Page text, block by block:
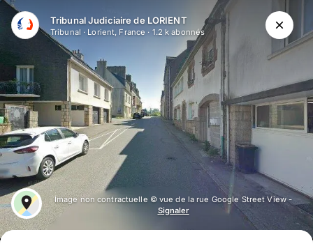
Tribunal Judiciaire de LORIENT
Tribunal · Lorient, France · 1.2 k abonnés
Image non contractuelle © vue de la rue Google Street View -
Signaler